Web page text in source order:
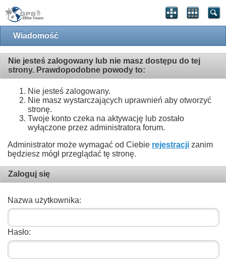
Wiadomość
Nie jesteś zalogowany lub nie masz dostępu do tej
strony. Prawdopodobne powody to:
Nie jesteś zalogowany.
Nie masz wystarczających uprawnień aby otworzyć
stronę.
Twoje konto czeka na aktywację lub zostało
wyłączone przez administratora forum.
Administrator może wymagać od Ciebie rejestracji zanim
będziesz mógł przeglądać tę stronę.
Zaloguj się
Nazwa użytkownika:
Hasło: